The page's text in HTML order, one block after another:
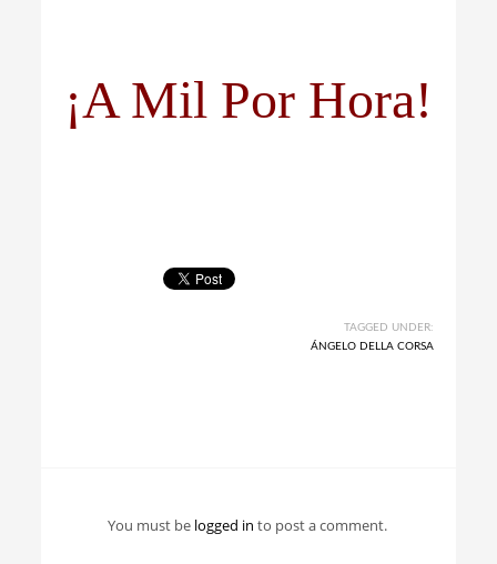
¡A Mil Por Hora!
TAGGED UNDER:
ÁNGELO DELLA CORSA
You must be logged into post a comment.